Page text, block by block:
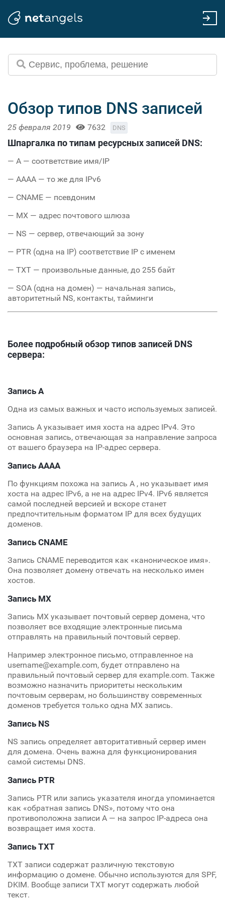
Обзор типов DNS записей
25 февраля 2019 7632 DNS
Шпаргалка по типам ресурсных записей DNS:
— A — соответствие имя/IP
— AAAA — то же для IPv6
— CNAME — псевдоним
— MX — адрес почтового шлюза
— NS — сервер, отвечающий за зону
— PTR (одна на IP) соответствие IP с именем
— TXT — произвольные данные, до 255 байт
— SOA (одна на домен) — начальная запись,
авторитетный NS, контакты, тайминги
Более подробный обзор типов записей DNS
сервера:
Запись A
Одна из самых важных и часто используемых записей.
Запись A указывает имя хоста на адрес IPv4. Это
основная запись, отвечающая за направление запроса
от вашего браузера на IP-адрес сервера.
Запись AAAA
По функциям похожа на запись A , но указывает имя
хоста на адрес IPv6, а не на адрес IPv4. IPv6 является
самой последней версией и вскоре станет
предпочтительным форматом IP для всех будущих
доменов.
Запись CNAME
Запись CNAME переводится как «каноническое имя».
Она позволяет домену отвечать на несколько имен
хостов.
Запись MX
Запись MX указывает почтовый сервер домена, что
позволяет все входящие электронные письма
отправлять на правильный почтовый сервер.
Например электронное письмо, отправленное на
username@example.com, будет отправлено на
правильный почтовый сервер для example.com. Также
возможно назначить приоритеты нескольким
почтовым серверам, но большинству современных
доменов требуется только одна MX запись.
Запись NS
NS запись определяет авторитативный сервер имен
для домена. Очень важна для функционирования
самой системы DNS.
Запись PTR
Запись PTR или запись указателя иногда упоминается
как «обратная запись DNS», потому что она
противоположна записи A — на запрос IP-адреса она
возвращает имя хоста.
Запись TXT
TXT записи содержат различную текстовую
информацию о домене. Обычно используются для SPF,
DKIM. Вообще записи TXT могут содержать любой
текст.